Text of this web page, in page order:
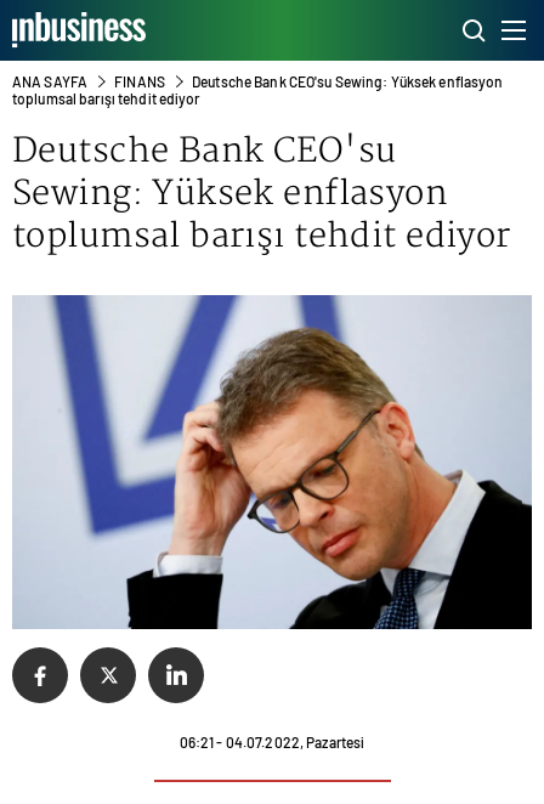
ANA SAYFA FINANS
Deutsche Bank CEO'su Sewing: Yüksek enflasyon
toplumsal barışı tehdit ediyor
Deutsche Bank CEO'su
Sewing: Yüksek enflasyon
toplumsal barışı tehdit ediyor
06:21 - 04.07.2022, Pazartesi